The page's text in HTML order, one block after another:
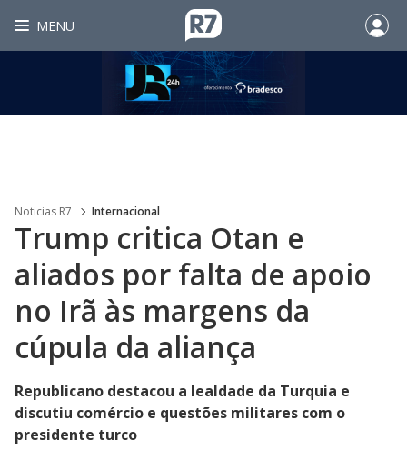
MENU
Noticias R7 Internacional
Trump critica Otan e
aliados por falta de apoio
no Irã às margens da
cúpula da aliança
Republicano destacou a lealdade da Turquia e
discutiu comércio e questões militares com o
presidente turco